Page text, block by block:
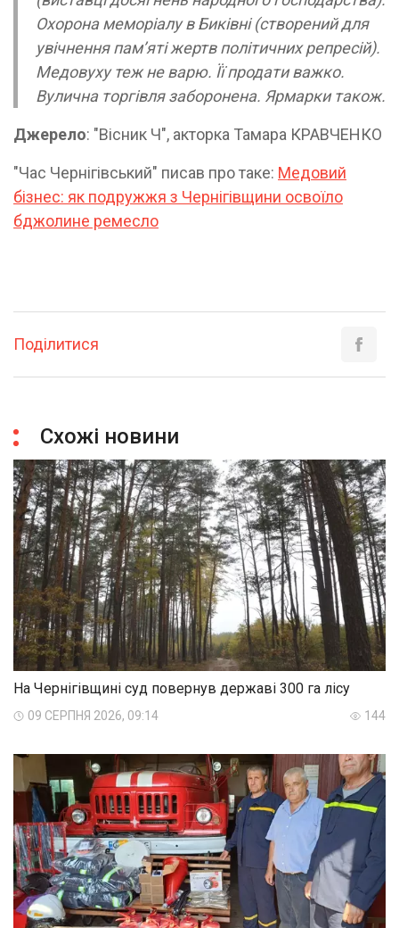
Охорона меморіалу в Биківні (створений для
увічнення пам’яті жертв політичних репресій).
Медовуху теж не варю. Її продати важко.
Вулична торгівля заборонена. Ярмарки також.
Джерело: "Вісник Ч", акторка Тамара КРАВЧЕНКО
"Час Чернігівський" писав про таке: Медовий
бізнес: як подружжя з Чернігівщини освоїло
бджолине ремесло
Поділитися
Схожі новини
На Чернігівщині суд повернув державі 300 га лісу
09 СЕРПНЯ 2026, 09:14 144